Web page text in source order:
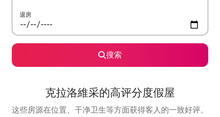
退房
搜索
克拉洛維采的高评分度假屋
这些房源在位置、干净卫生等方面获得客人的一致好评。